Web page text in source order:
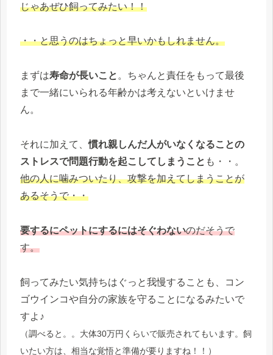
じゃあぜひ飼ってみたい！！
・・と思うのはちょっと早いかもしれません。
まずは寿命が長いこと 。ちゃんと責任をもって最後
まで一緒にいられる年齢かは考えないといけませ
ん。
それに加えて、慣れ親しんだ人がいなくなることの
ストレスで問題行動を起こしてしまうこと も・・。
他の人に噛みついたり、攻撃を加えてしまうことが
あるそうで・・
要するにペットにするにはそぐわないのだそうで
す。
飼ってみたい気持ちはぐっと我慢することも、コン
ゴウインコや自分の家族を守ることになるみたいで
すよ♪
（調べると。。大体30万円くらいで販売されてもいます。飼
いたい方は、相当な覚悟と準備が要りますね！！）